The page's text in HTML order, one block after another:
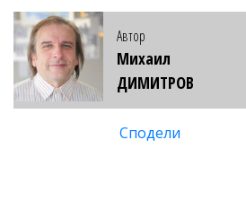
Автор
Михаил
ДИМИТРОВ
Сподели